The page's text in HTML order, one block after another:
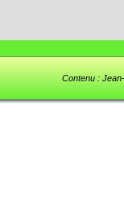
Contenu :